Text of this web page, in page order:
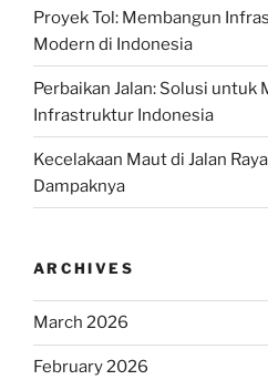
Proyek Tol: Membangun
Modern di Indonesia
Perbaikan Jalan: Solusi
Infrastruktur Indonesia
Kecelakaan Maut di Jalan
Dampaknya
ARCHIVES
March 2026
February 2026